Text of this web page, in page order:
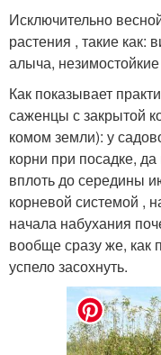
Исключительно
растения , такие как:
алыча,
Как показывает
саженцы с закрытой
комом земли): у
корни при посадке,
вплоть до середины
корневой системой ,
начала набухания
вообще сразу же, как
успело засохнуть.